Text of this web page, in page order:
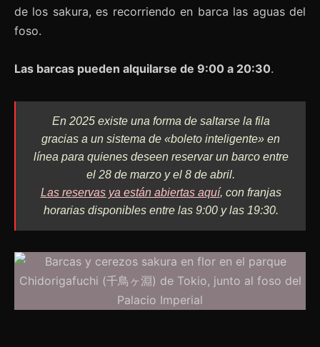
de los sakura, es recorriendo en barca las aguas del
foso.
Las barcas pueden alquilarse de 9:00 a 20:30.
En 2025 existe una forma de saltarse la fila
gracias a un sistema de «boleto inteligente» en
línea para quienes deseen reservar un barco entre
el 28 de marzo y el 8 de abril.
Las reservas ya están abiertas aquí, con franjas
horarias disponibles entre las 9:00 y las 19:30.